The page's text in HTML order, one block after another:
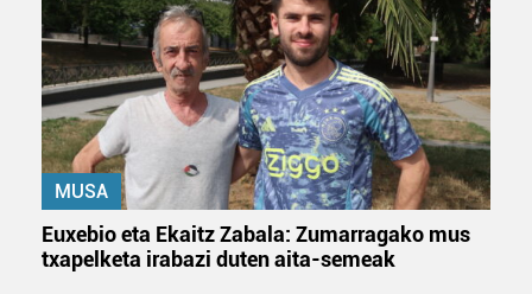
MUSA
Euxebio eta Ekaitz Zabala: Zumarragako mus
txapelketa irabazi duten aita-semeak